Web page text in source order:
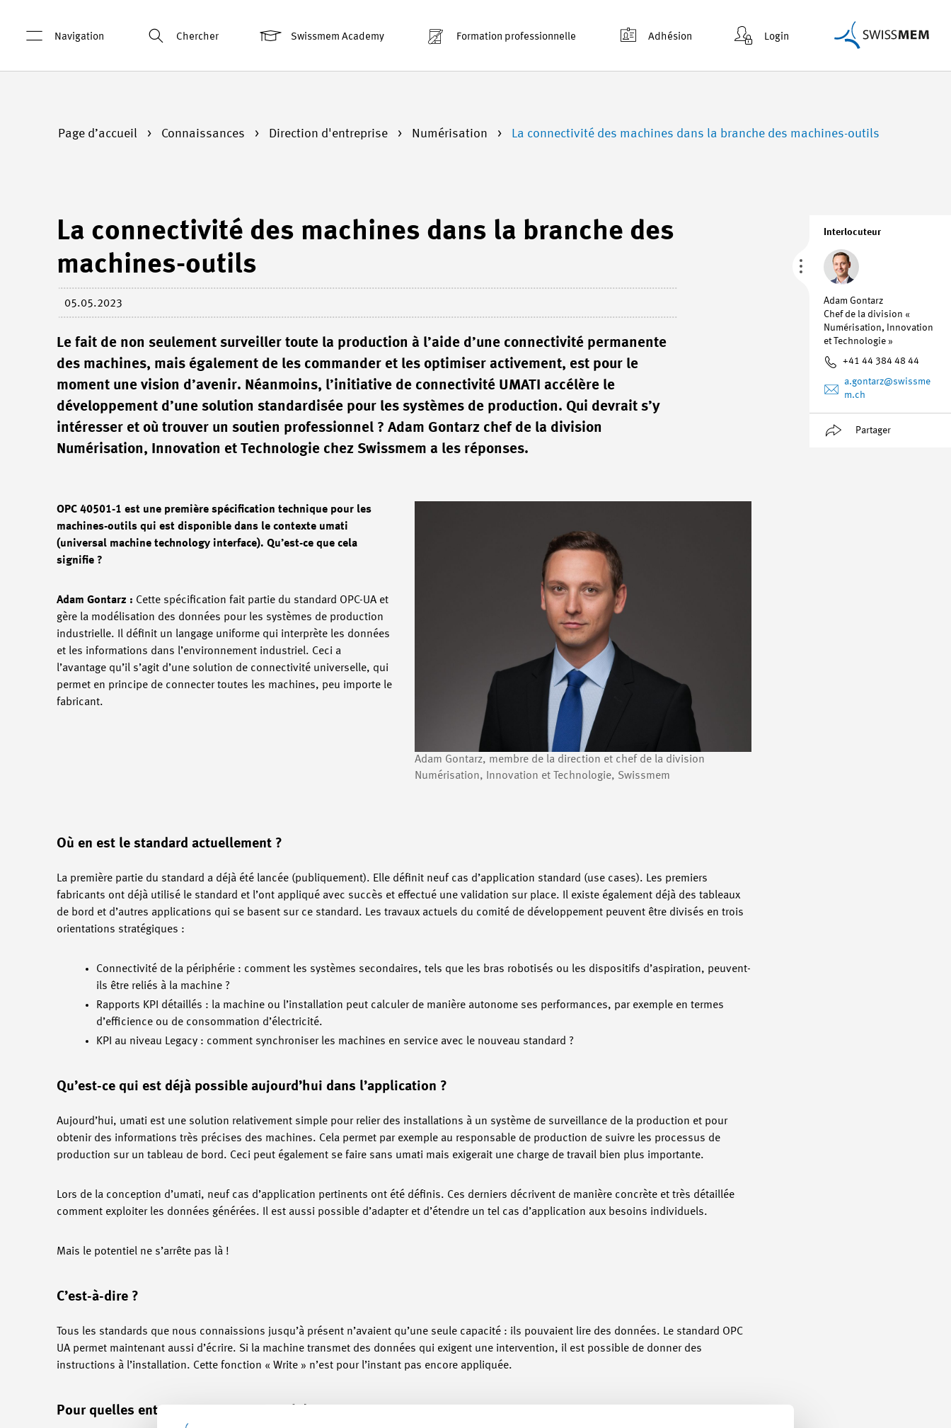
Navigation Chercher Swissmem Academy Formation professionnelle Adhésion Login
Page d’accueil Connaissances Direction d'entreprise Numérisation La connectivité des machines dans la branche des machines-outils
Interlocuteur
Adam Gontarz
Chef de la division «
Numérisation, Innovation
et Technologie »
+41 44 384 48 44
a.gontarz@swissme
m.ch
Partager
La connectivité des machines dans la branche des
machines-outils
05.05.2023
Le fait de non seulement surveiller toute la production à l’aide d’une connectivité permanente
des machines, mais également de les commander et les optimiser activement, est pour le
moment une vision d’avenir. Néanmoins, l’initiative de connectivité UMATI accélère le
développement d’une solution standardisée pour les systèmes de production. Qui devrait s’y
intéresser et où trouver un soutien professionnel ? Adam Gontarz chef de la division
Numérisation, Innovation et Technologie chez Swissmem a les réponses.
Adam Gontarz, membre de la direction et chef de la division
Numérisation, Innovation et Technologie, Swissmem
OPC 40501-1 est une première spécification technique pour les
machines-outils qui est disponible dans le contexte umati
(universal machine technology interface). Qu’est-ce que cela
signifie ?
Adam Gontarz : Cette spécification fait partie du standard OPC-UA et
gère la modélisation des données pour les systèmes de production
industrielle. Il définit un langage uniforme qui interprète les données
et les informations dans l’environnement industriel. Ceci a
l’avantage qu’il s’agit d’une solution de connectivité universelle, qui
permet en principe de connecter toutes les machines, peu importe le
fabricant.
Où en est le standard actuellement ?
La première partie du standard a déjà été lancée (publiquement). Elle définit neuf cas d’application standard (use cases). Les premiers
fabricants ont déjà utilisé le standard et l’ont appliqué avec succès et effectué une validation sur place. Il existe également déjà des tableaux
de bord et d’autres applications qui se basent sur ce standard. Les travaux actuels du comité de développement peuvent être divisés en trois
orientations stratégiques :
Connectivité de la périphérie : comment les systèmes secondaires, tels que les bras robotisés ou les dispositifs d’aspiration, peuvent-
ils être reliés à la machine ?
Rapports KPI détaillés : la machine ou l’installation peut calculer de manière autonome ses performances, par exemple en termes
d’efficience ou de consommation d’électricité.
KPI au niveau Legacy : comment synchroniser les machines en service avec le nouveau standard ?
Qu’est-ce qui est déjà possible aujourd’hui dans l’application ?
Aujourd’hui, umati est une solution relativement simple pour relier des installations à un système de surveillance de la production et pour
obtenir des informations très précises des machines. Cela permet par exemple au responsable de production de suivre les processus de
production sur un tableau de bord. Ceci peut également se faire sans umati mais exigerait une charge de travail bien plus importante.
Lors de la conception d’umati, neuf cas d’application pertinents ont été définis. Ces derniers décrivent de manière concrète et très détaillée
comment exploiter les données générées. Il est aussi possible d’adapter et d’étendre un tel cas d’application aux besoins individuels.
Mais le potentiel ne s’arrête pas là !
C’est-à-dire ?
Tous les standards que nous connaissions jusqu’à présent n’avaient qu’une seule capacité : ils pouvaient lire des données. Le standard OPC
UA permet maintenant aussi d’écrire. Si la machine transmet des données qui exigent une intervention, il est possible de donner des
instructions à l’installation. Cette fonction « Write » n’est pour l’instant pas encore appliquée.
Pour quelles entreprises ce sujet est-il d’importance ?